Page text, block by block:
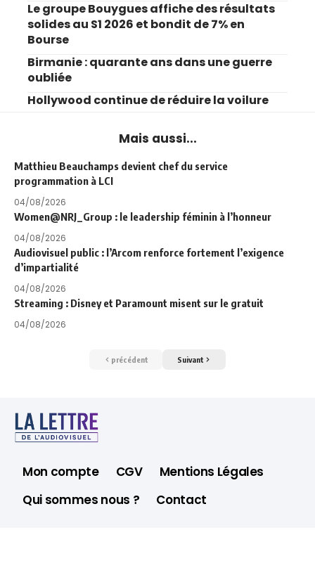
Le groupe Bouygues affiche des résultats
solides au S1 2026 et bondit de 7% en
Bourse
Birmanie : quarante ans dans une guerre
oubliée
Hollywood continue de réduire la voilure
Mais aussi...
Matthieu Beauchamps devient chef du service
programmation à LCI
04/08/2026
Women@NRJ_Group : le leadership féminin à l’honneur
04/08/2026
Audiovisuel public : l’Arcom renforce fortement l’exigence
d’impartialité
04/08/2026
Streaming : Disney et Paramount misent sur le gratuit
04/08/2026
précédent Suivant
Mon compte CGV
Mentions Légales
Qui sommes nous ?
Contact